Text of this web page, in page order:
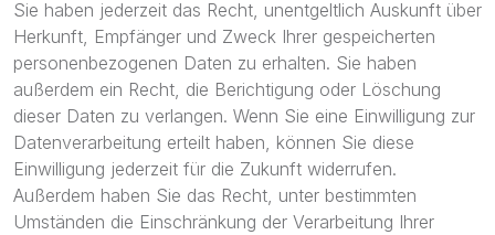
Sie haben jederzeit das Recht, unentgeltlich Auskunft über
Herkunft, Empfänger und Zweck Ihrer gespeicherten
personenbezogenen Daten zu erhalten. Sie haben
außerdem ein Recht, die Berichtigung oder Löschung
dieser Daten zu verlangen. Wenn Sie eine Einwilligung zur
Datenverarbeitung erteilt haben, können Sie diese
Einwilligung jederzeit für die Zukunft widerrufen.
Außerdem haben Sie das Recht, unter bestimmten
Umständen die Einschränkung der Verarbeitung Ihrer